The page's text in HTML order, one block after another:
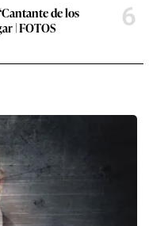
de los
| FOTOS
6